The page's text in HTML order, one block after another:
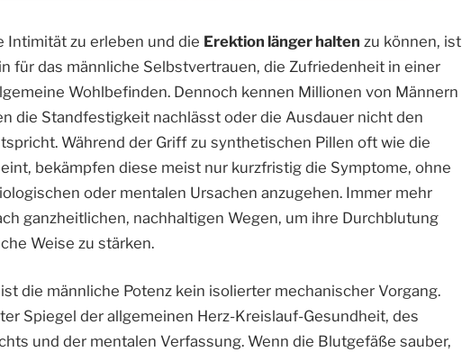
Intimität zu erleben und die Erektion länger halten zu können, ist
für das männliche Selbstvertrauen, die Zufriedenheit in einer
Wohlbefinden. Dennoch kennen Millionen von Männern
die Standfestigkeit nachlässt oder die Ausdauer nicht den
Während der Griff zu synthetischen Pillen oft wie die
bekämpfen diese meist nur kurzfristig die Symptome, ohne
oder mentalen Ursachen anzugehen. Immer mehr
ganzheitlichen, nachhaltigen Wegen, um ihre Durchblutung
Weise zu stärken.
die männliche Potenz kein isolierter mechanischer Vorgang.
Spiegel der allgemeinen Herz-Kreislauf-Gesundheit, des
und der mentalen Verfassung. Wenn die Blutgefäße sauber,